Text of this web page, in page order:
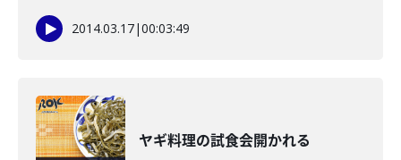
2014.03.17|00:03:49
ヤギ料理の試食会開かれる